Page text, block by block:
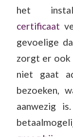
het
certificaat
gevoelige
zorgt er ook
niet gaat
bezoeken,
aanwezig